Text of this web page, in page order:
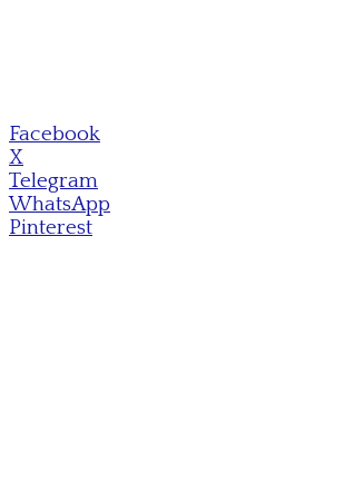
Facebook
X
Telegram
WhatsApp
Pinterest